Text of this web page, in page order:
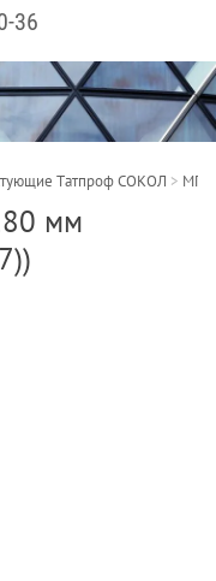
36
Татпроф СОКОЛ > МП-
мм